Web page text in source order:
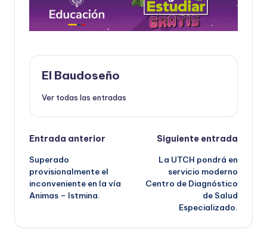
El Baudoseño
Ver todas las entradas
Navegación
de
entradas
Entrada anterior
Superado
provisionalmente el
inconveniente en la vía
Animas – Istmina.
Siguiente entrada
La UTCH pondrá en
servicio moderno
Centro de Diagnóstico
de Salud
Especializado.